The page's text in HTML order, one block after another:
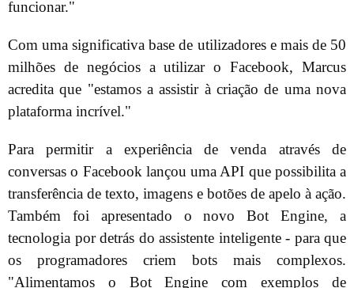
funcionar."
Com uma significativa base de utilizadores e mais de 50
milhões de negócios a utilizar o Facebook, Marcus
acredita que "estamos a assistir à criação de uma nova
plataforma incrível."
Para permitir a experiência de venda através de
conversas o Facebook lançou uma API que possibilita a
transferência de texto, imagens e botões de apelo à ação.
Também foi apresentado o novo Bot Engine, a
tecnologia por detrás do assistente inteligente - para que
os programadores criem bots mais complexos.
"Alimentamos o Bot Engine com exemplos de